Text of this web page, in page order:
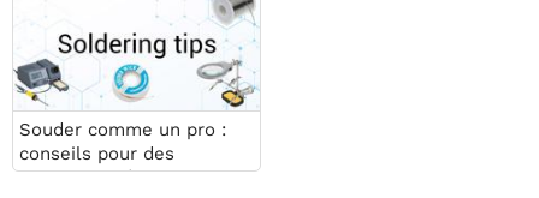
Souder comme un pro :
conseils pour des
connexions électroniques